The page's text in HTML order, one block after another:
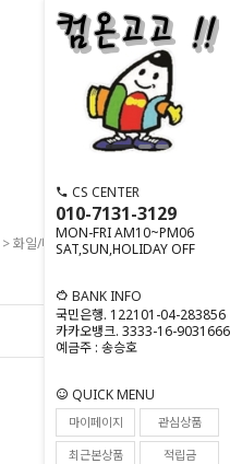
스포츠용품
CS CENTER
010-7131-3129
MON-FRI AM10~PM06
SAT,SUN,HOLIDAY OFF
BANK INFO
국민은행. 122101-04-283856
카카오뱅크. 3333-16-9031666
예금주 : 송승호
QUICK MENU
마이페이지
관심상품
최근본상품
적립금
>화일/바인더>클리어화일